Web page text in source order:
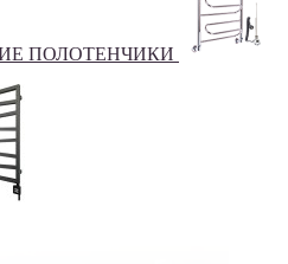
ПОЛОТЕНЧИКИ